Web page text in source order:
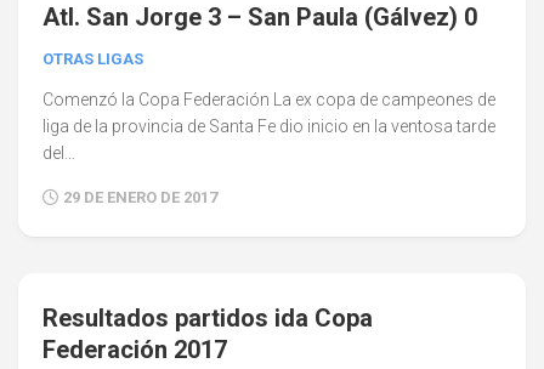
Atl. San Jorge 3 – San Paula (Gálvez) 0
OTRAS LIGAS
Comenzó la Copa Federación La ex copa de campeones de
liga de la provincia de Santa Fe dio inicio en la ventosa tarde
del...
29 DE ENERO DE 2017
Resultados partidos ida Copa
Federación 2017